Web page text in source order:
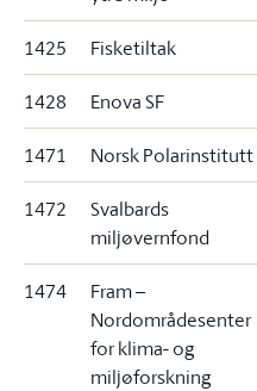
1425 Fisketiltak
1428 Enova SF
1471 Norsk Polarinstitutt
1472
Svalbards
miljøvernfond
1474
Fram –
Nordområdesenter
for klima- og
miljøforskning